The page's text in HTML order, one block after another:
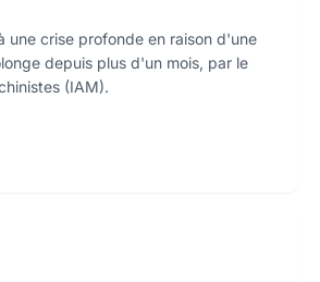
une crise profonde en raison d'une
depuis plus d'un mois, par le
(IAM).